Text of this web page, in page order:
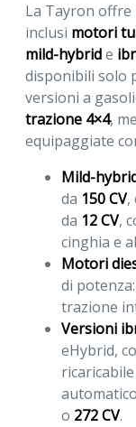
La Tayron offre
inclusi motori
mild-hybride
disponibili solo
versioni a
trazione 4×4,
equipaggiate
Mild-
da 150 CV,
da 12 CV,
cinghia e
Motori
di potenza:
trazione
Versioni
eHybrid,
o 272 CV.